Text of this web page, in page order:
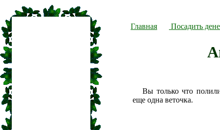
Главная Посадить
Вы только что
еще одна веточка.